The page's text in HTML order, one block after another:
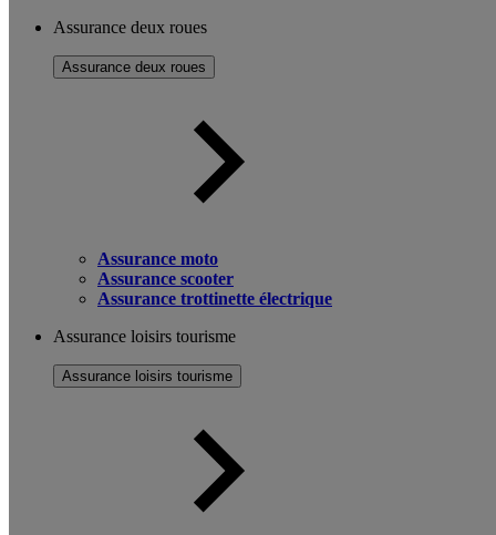
Assurance deux roues
Assurance deux roues
Assurance moto
Assurance scooter
Assurance trottinette électrique
Assurance loisirs tourisme
Assurance loisirs tourisme